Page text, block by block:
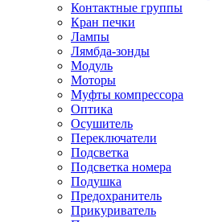
Контактные группы
Кран печки
Лампы
Лямбда-зонды
Модуль
Моторы
Муфты компрессора
Оптика
Осушитель
Переключатели
Подсветка
Подсветка номера
Подушка
Предохранитель
Прикуриватель